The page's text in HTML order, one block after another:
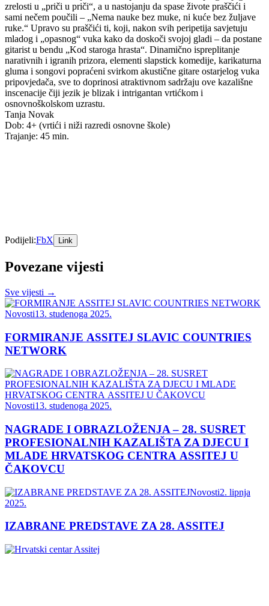
zrelosti u „priči u priči“, a u nastojanju da spase živote praščići i
sami nečem poučili – „Nema nauke bez muke, ni kuće bez žuljave
ruke.“ Upravo su praščići ti, koji, nakon svih peripetija savjetuju
mladog i „opasnog“ vuka kako da doskoči svojoj gladi – da postane
gitarist u bendu „Kod staroga hrasta“. Dinamično ispreplitanje
narativnih i igranih prizora, elementi slapstick komedije, karikaturna
gluma i songovi popraćeni svirkom akustične gitare ostarjelog vuka
pripovjedača, sve to doprinosi atraktivnom sadržaju ove kazališne
inscenacije čiji jezik je blizak i intrigantan vrtićkom i
osnovnoškolskom uzrastu.
Tanja Novak
Dob: 4+ (vrtići i niži razredi osnovne škole)
Trajanje: 45 min.
Podijeli:FbX Link
Povezane vijesti
Sve vijesti →
Novosti13. studenoga 2025.
FORMIRANJE ASSITEJ SLAVIC COUNTRIES
NETWORK
Novosti13. studenoga 2025.
NAGRADE I OBRAZLOŽENJA – 28. SUSRET
PROFESIONALNIH KAZALIŠTA ZA DJECU I
MLADE HRVATSKOG CENTRA ASSITEJ U
ČAKOVCU
Novosti2. lipnja
2025.
IZABRANE PREDSTAVE ZA 28. ASSITEJ